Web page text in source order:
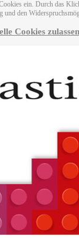
ein. Durch das
und den
Cookies zulassen